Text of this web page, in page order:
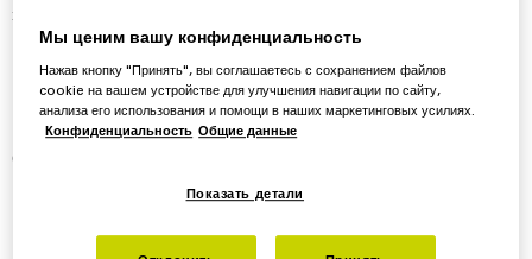
эксплуатационной надежности и уже успешно
применяется в первых проектах.
В этом интервью менеджер по продукту Доминик
Бреухер рассказывает о разработке и технических
особенностях новой машины.
Кто вы и какую должность занимаете в
Мы ценим вашу конфиденциальность
Нажав кнопку "Принять", вы соглашаетесь с сохранением файлов
cookie на вашем устройстве для улучшения навигации по сайту,
анализа его использования и помощи в наших маркетинговых усилиях.
Конфиденциальность Общие данные
Показать детали